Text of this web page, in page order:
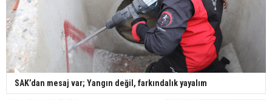
SAK’dan mesaj var; Yangın değil, farkındalık yayalım